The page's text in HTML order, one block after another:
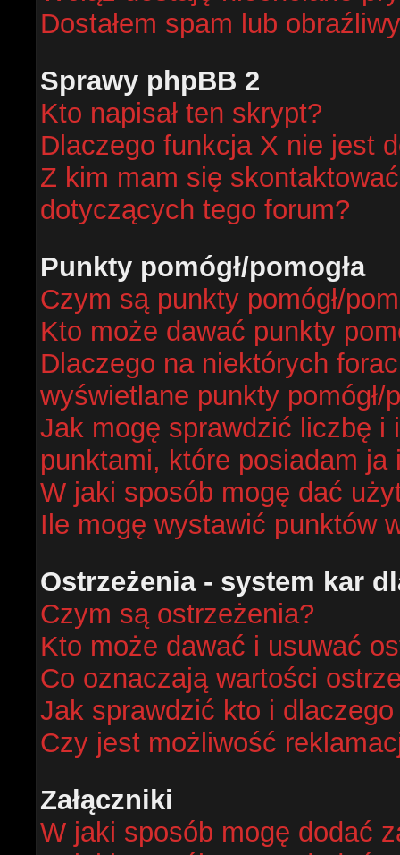
Dostałem spam lub
Sprawy phpBB 2
Kto napisał ten skrypt?
Dlaczego funkcja X nie jest
Z kim mam się
dotyczących tego forum?
Punkty pomógł/pomogła
Czym są punkty pomógł/
Kto może dawać punkty
Dlaczego na niektórych
wyświetlane punkty pomógł/
Jak mogę sprawdzić liczbę i
punktami, które posiadam
W jaki sposób mogę dać
Ile mogę wystawić punktów
Ostrzeżenia - system kar
Czym są ostrzeżenia?
Kto może dawać i usuwać
Co oznaczają wartości
Jak sprawdzić kto i dlaczego
Czy jest możliwość
Załączniki
W jaki sposób mogę dodać